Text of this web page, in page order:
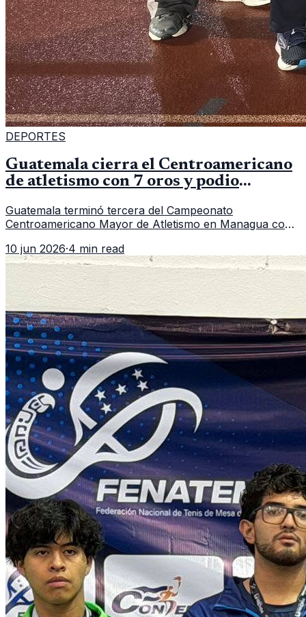
DEPORTES
Guatemala cierra el Centroamericano
de atletismo con 7 oros y podio
Guatemala terminó tercera del Campeonato
Centroamericano Mayor de Atletismo en Managua con
de CDAG.
10 jun 2026·4 min read